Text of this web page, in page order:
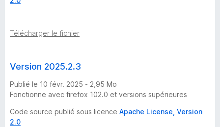
o
n
-
2
Télécharger le fichier
Version 2025.2.3
Publié le 10 févr. 2025 - 2,95 Mo
Fonctionne avec firefox 102.0 et versions supérieures
Code source publié sous licence Apache License, Version
2.0